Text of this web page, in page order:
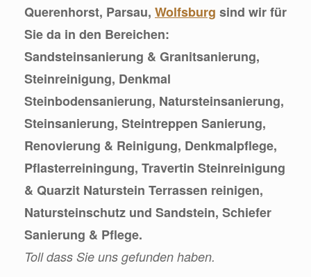
Querenhorst, Parsau, Wolfsburg sind wir für
Sie da in den Bereichen:
Sandsteinsanierung & Granitsanierung,
Steinreinigung, Denkmal
Steinbodensanierung, Natursteinsanierung,
Steinsanierung, Steintreppen Sanierung,
Renovierung & Reinigung, Denkmalpflege,
Pflasterreiningung, Travertin Steinreinigung
& Quarzit Naturstein Terrassen reinigen,
Natursteinschutz und Sandstein, Schiefer
Sanierung & Pflege.
Toll dass Sie uns gefunden haben.